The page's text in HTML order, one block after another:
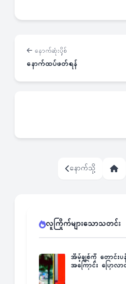
နောက်ဆုံးပို့စ်
နောက်ထပ်ဖတ်ရန်
နောက်သို့
လူကြိုက်များသောသတင်း
အိမ့်ချစ်ကို တောင်း
အကြောင်း ပြော